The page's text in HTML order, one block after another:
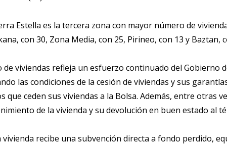
Estella es la tercera zona con mayor número de
con 30, Zona Media, con 25, Pirineo, con 13 y Baztan,
de viviendas refleja un esfuerzo continuado del
las condiciones de la cesión de viviendas y sus
que ceden sus viviendas a la Bolsa. Además, entre otras
de la vivienda y su devolución en buen estado al
recibe una subvención directa a fondo perdido,